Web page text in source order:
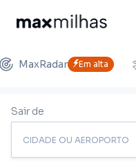
MaxRadar Em alta
Sair de